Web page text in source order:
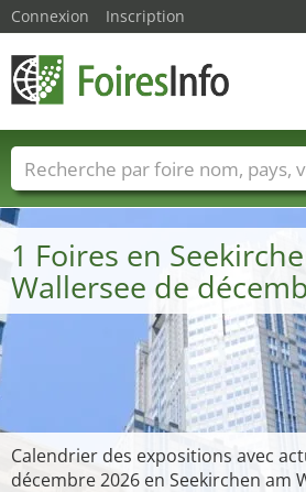
1 Foires en
Wallersee de
Calendrier des expositions avec
décembre 2026 en Seekirchen am
Connexion Inscription
Foire noms Pays Villes
Secteurs du fournisseur de